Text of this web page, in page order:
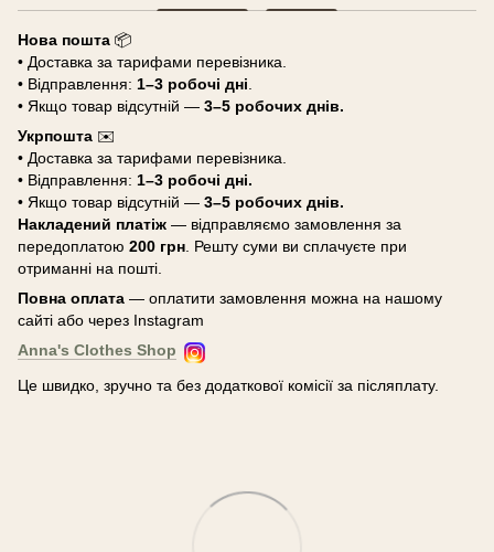
Нова пошта 📦
• Доставка за тарифами перевізника.
• Відправлення: 1–3 робочі дні
• Якщо товар відсутній — 3–5 робочих днів.
Укрпошта ✉️
• Доставка за тарифами перевізника.
• Відправлення: 1–3 робочі дні.
• Якщо товар відсутній — 3–5 робочих днів.
Накладений платіж — відправляємо замовлення за
передоплатою 200 грн . Решту суми ви сплачуєте при
отриманні на пошті.
Повна оплата — оплатити замовлення можна на нашому
сайті або через Instagram
Anna's Clothes Shop
Це швидко, зручно та без додаткової комісії за післяплату.